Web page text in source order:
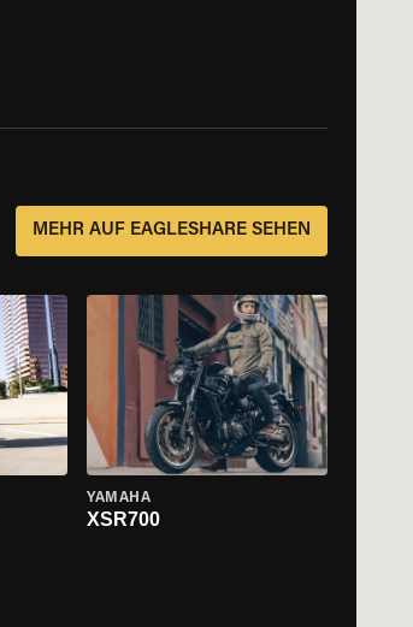
MEHR AUF EAGLESHARE SEHEN
YAMAHA
XSR700